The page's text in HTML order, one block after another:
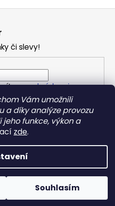
Vám umožnili
a díky analýze provozu
funkce, výkon a
zde.
Souhlasím
či slevy!
spodmínkami
. Všechna práva vyhrazena.
cookies